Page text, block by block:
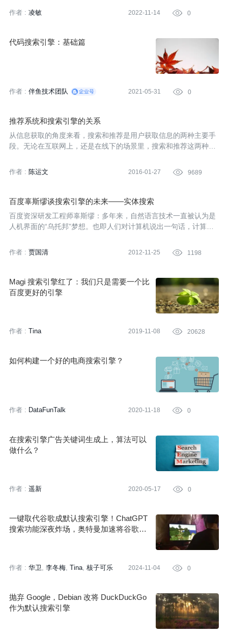
作者 : 凌敏 2022-11-14  0
代码搜索引擎：基础篇
作者 : 伴鱼技术团队 2021-05-31  0
推荐系统和搜索引擎的关系
从信息获取的角度来看，搜索和推荐是用户获取信息的两种主要手
段。无论在互联网上，还是在线下的场景里，搜索和推荐这两种方
系？区别和相似的地方有哪些？本文作者有幸同时具有搜索引擎和
推荐系统一线的技术产品开发经验，结合自己的实践经验来为大家
作者 : 陈运文 2016-01-27  9689
百度辜斯缪谈搜索引擎的未来——实体搜索
百度资深研发工程师辜斯缪：多年来，自然语言技术一直被认为是
人机界面的“乌托邦”梦想。也即人们对计算机说出一句话，计算机
的，还是基于关键词的搜索引擎。近年来搜索引擎呈现出“关键
词”-“SNS”-“实体搜索”的递进式发展，其搜索对象也从“信息片段”到
作者 : 贾国清 2012-11-25  1198
Magi 搜索引擎红了：我们只是需要一个比
百度更好的引擎
作者 : Tina 2019-11-08  20628
如何构建一个好的电商搜索引擎？
作者 : DataFunTalk 2020-11-18  0
在搜索引擎广告关键词生成上，算法可以
做什么？
作者 : 遥新 2020-05-17  0
一键取代谷歌成默认搜索引擎！ChatGPT
搜索功能深夜炸场，奥特曼加速将谷歌逼
作者 : 华卫 李冬梅 Tina 核子可乐 2024-11-04  0
抛弃 Google，Debian 改将 DuckDuckGo
作为默认搜索引擎